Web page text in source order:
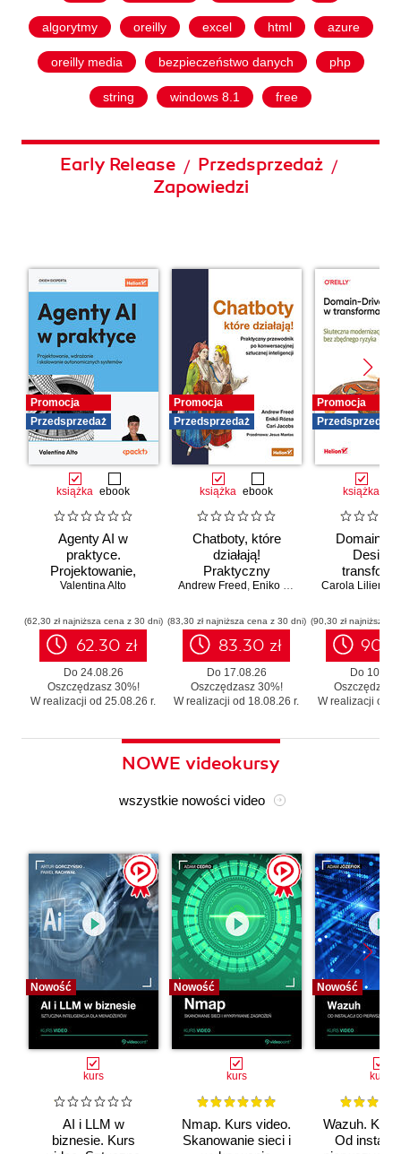
algorytmy oreilly excel html azure
oreilly media bezpieczeństwo danych php
string windows 8.1 free
Early Release / Przedsprzedaż /
Zapowiedzi
Promocja
Przedsprzedaż
książka ebook
Agenty AI w
praktyce.
Projektowanie,
wdrażanie i
autonomicznych
systemów
Valentina Alto
(62,30 zł najniższa cena z 30 dni)
62.30 zł
Do 24.08.26
Oszczędzasz 30%!
W realizacji od 25.08.26 r.
Promocja
Przedsprzedaż
książka ebook
Chatboty, które
działają!
Praktyczny
przewodnik po
sztucznej
inteligencji
Andrew Freed , Eniko Rozsa Cari Jacobs
(83,30 zł najniższa cena z 30 dni)
83.30 zł
Do 17.08.26
Oszczędzasz 30%!
W realizacji od 18.08.26 r.
Promocja
Przedsprzedaż
książka
Domain-
Design
legacy
zbędnego
Carola Lilienthal
(90,30 zł najniższa
Do
Oszczędzasz
W realizacji od
NOWE videokursy
wszystkie nowości video
Nowość
kurs
AI i LLM w
biznesie. Kurs
Nowość
kurs
Nmap. Kurs video.
Skanowanie sieci i
Nowość
kurs
Wazuh. Kurs
Od